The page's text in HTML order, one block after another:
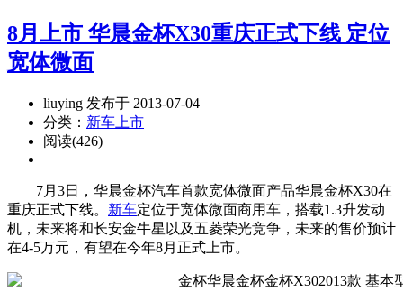
8月上市 华晨金杯X30重庆正式下线 定位
宽体微面
liuying 发布于 2013-07-04
分类： 新车上市
阅读(426)
7月3日，华晨金杯汽车首款宽体微面产品华晨金杯X30在
重庆正式下线。 新车定位于宽体微面商用车，搭载1.3升发动
机，未来将和长安金牛星以及五菱荣光竞争，未来的售价预计
在4-5万元，有望在今年8月正式上市。